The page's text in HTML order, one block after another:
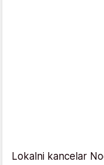
Lokalni kancelar